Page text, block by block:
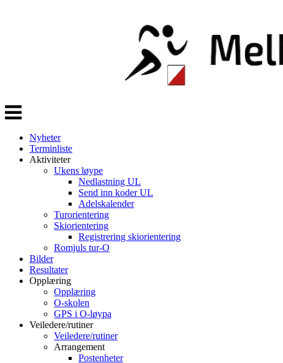
Veksle
navigasjon
Nyheter
Terminliste
Aktiviteter
Ukens løype
Nedlastning UL
Send inn koder UL
Adelskalender
Turorientering
Skiorientering
Registrering skiorientering
Romjuls tur-O
Bilder
Resultater
Opplæring
Opplæring
O-skolen
GPS i O-løypa
Veiledere/rutiner
Veiledere/rutiner
Arrangement
Postenheter